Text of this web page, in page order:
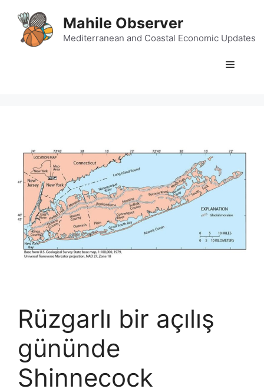
content
Mahile Observer
Mediterranean and Coastal Economic Updates
Menu
Rüzgarlı bir açılış
gününde
Shinnecock